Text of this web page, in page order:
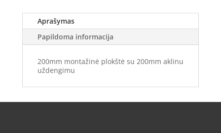
Aprašymas
Papildoma informacija
200mm montažinė plokštė su 200mm aklinu
uždengimu